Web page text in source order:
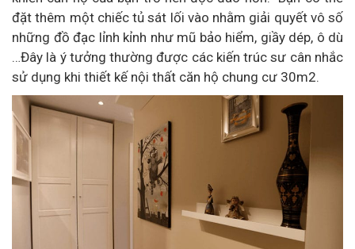
đặt thêm một chiếc tủ sát lối vào nhằm giải quyết vô số
những đồ đạc lỉnh kỉnh như mũ bảo hiểm, giầy dép, ô dù
…Đây là ý tưởng thường được các kiến trúc sư cân nhắc
sử dụng khi thiết kế nội thất căn hộ chung cư 30m2.